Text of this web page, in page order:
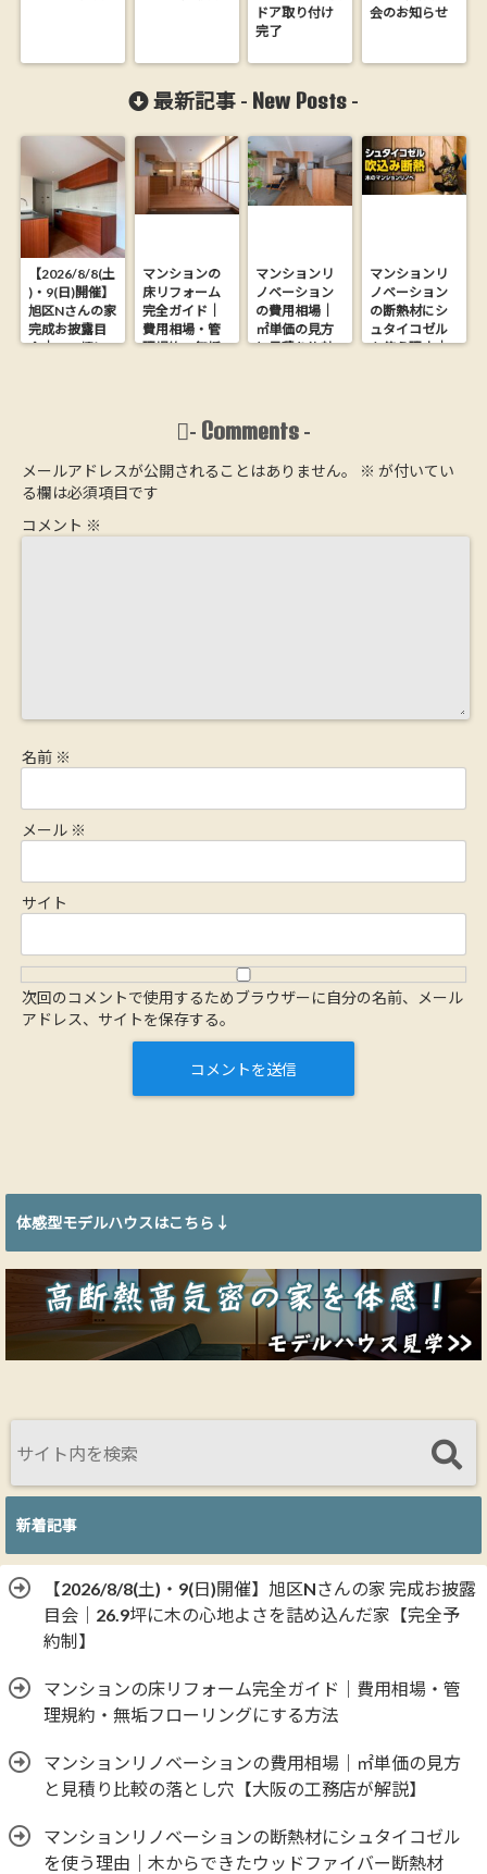
ドア取り付け
完了
会のお知らせ
最新記事 - New Posts -
【2026/8/8(土
)・9(日)開催】
旭区Nさんの家
完成お披露目
会｜26.9坪に
マンションの
床リフォーム
完全ガイド｜
費用相場・管
理規約・無垢
マンションリ
ノベーション
の費用相場｜
㎡単価の見方
と見積り比較
マンションリ
ノベーション
の断熱材にシ
ュタイコゼル
を使う理由｜
- Comments -
メールアドレスが公開されることはありません。 ※ が付いてい
る欄は必須項目です
コメント ※
名前 ※
メール ※
サイト
次回のコメントで使用するためブラウザーに自分の名前、メール
アドレス、サイトを保存する。
体感型モデルハウスはこちら↓
新着記事
【2026/8/8(土)・9(日)開催】旭区Nさんの家 完成お披露
目会｜26.9坪に木の心地よさを詰め込んだ家【完全予
約制】
マンションの床リフォーム完全ガイド｜費用相場・管
理規約・無垢フローリングにする方法
マンションリノベーションの費用相場｜㎡単価の見方
と見積り比較の落とし穴【大阪の工務店が解説】
マンションリノベーションの断熱材にシュタイコゼル
を使う理由｜木からできたウッドファイバー断熱材